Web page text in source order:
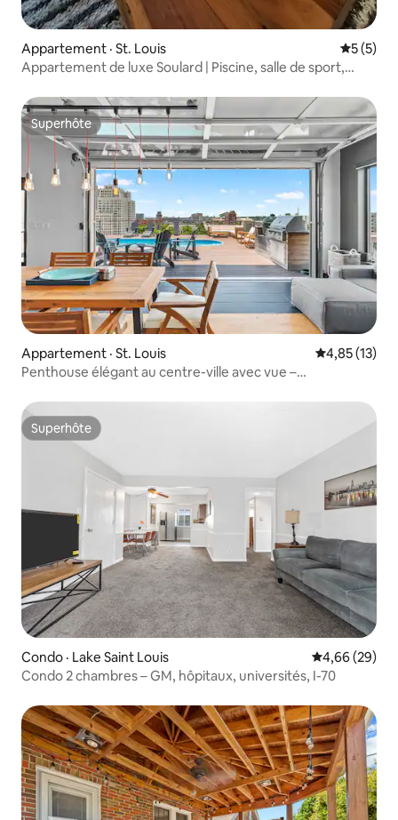
Appartement · St. Louis Note
5 (5)
Appartement de luxe Soulard | Piscine, salle de sport,
Superhôte
Superhôte
Appartement · St. Louis Note
4,85 (13)
Penthouse élégant au centre-ville avec vue –
Superhôte
Superhôte
Condo · Lake Saint Louis Note
4,66 (29)
Condo 2 chambres – GM, hôpitaux, universités, I-70